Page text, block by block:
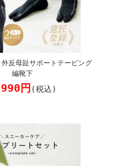
反母趾サポートテーピング
編靴下
円 (税込)